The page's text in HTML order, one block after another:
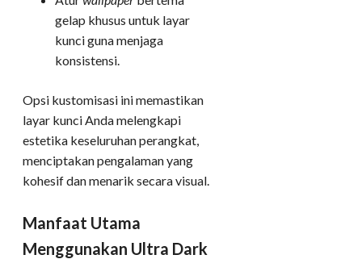
gelap khusus untuk layar
kunci guna menjaga
konsistensi.
Opsi kustomisasi ini memastikan
layar kunci Anda melengkapi
estetika keseluruhan perangkat,
menciptakan pengalaman yang
kohesif dan menarik secara visual.
Manfaat Utama
Menggunakan Ultra Dark